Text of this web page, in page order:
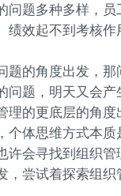
问题多种多样，员
绩效起不到考核作
题的角度出发，那
问题，明天又会产
理的更底层的角度
个体思维方式本质
许会寻找到组织管
，尝试着探索组织